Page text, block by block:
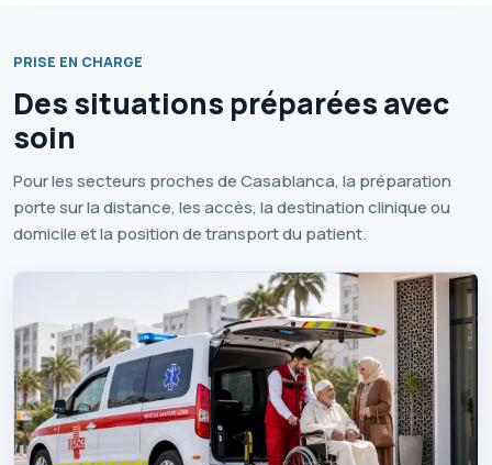
PRISE EN CHARGE
Des situations préparées avec
soin
Pour les secteurs proches de Casablanca, la préparation
porte sur la distance, les accès, la destination clinique ou
domicile et la position de transport du patient.